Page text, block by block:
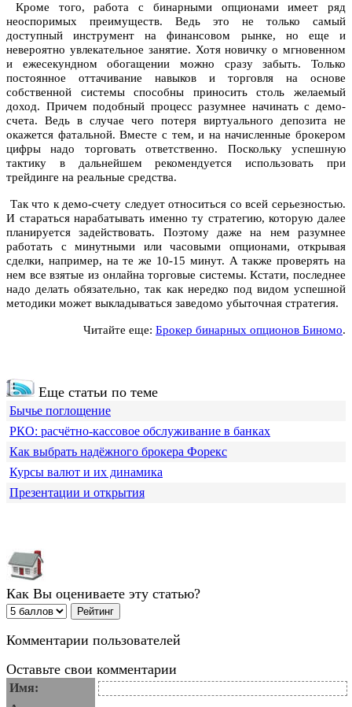
Кроме того, работа с бинарными опционами имеет ряд
неоспоримых преимуществ. Ведь это не только самый
доступный инструмент на финансовом рынке, но еще и
невероятно увлекательное занятие. Хотя новичку о мгновенном
и ежесекундном обогащении можно сразу забыть. Только
постоянное оттачивание навыков и торговля на основе
собственной системы способны приносить столь желаемый
доход. Причем подобный процесс разумнее начинать с демо-
счета. Ведь в случае чего потеря виртуального депозита не
окажется фатальной. Вместе с тем, и на начисленные брокером
цифры надо торговать ответственно. Поскольку успешную
тактику в дальнейшем рекомендуется использовать при
трейдинге на реальные средства.
Так что к демо-счету следует относиться со всей серьезностью.
И стараться нарабатывать именно ту стратегию, которую далее
планируется задействовать. Поэтому даже на нем разумнее
работать с минутными или часовыми опционами, открывая
сделки, например, на те же 10-15 минут. А также проверять на
нем все взятые из онлайна торговые системы. Кстати, последнее
надо делать обязательно, так как нередко под видом успешной
методики может выкладываться заведомо убыточная стратегия.
Читайте еще: Брокер бинарных опционов Биномо.
Еще статьи по теме
Бычье поглощение
РКО: расчётно-кассовое обслуживание в банках
Как выбрать надёжного брокера Форекс
Курсы валют и их динамика
Презентации и открытия
Как Вы оцениваете эту статью?
Комментарии пользователей
Оставьте свои комментарии
Имя: